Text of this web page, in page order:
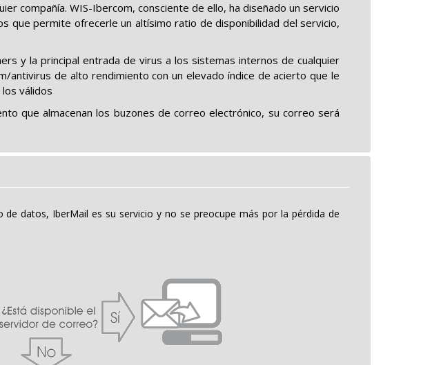
compañía. WIS-Ibercom, consciente de ello, ha diseñado un servicio
que permite ofrecerle un altísimo ratio de disponibilidad del servicio,
y la principal entrada de virus a los sistemas internos de cualquier
antivirus de alto rendimiento con un elevado índice de acierto que le
válidos
que almacenan los buzones de correo electrónico, su correo será
datos, IberMail es su servicio y no se preocupe más por la pérdida de